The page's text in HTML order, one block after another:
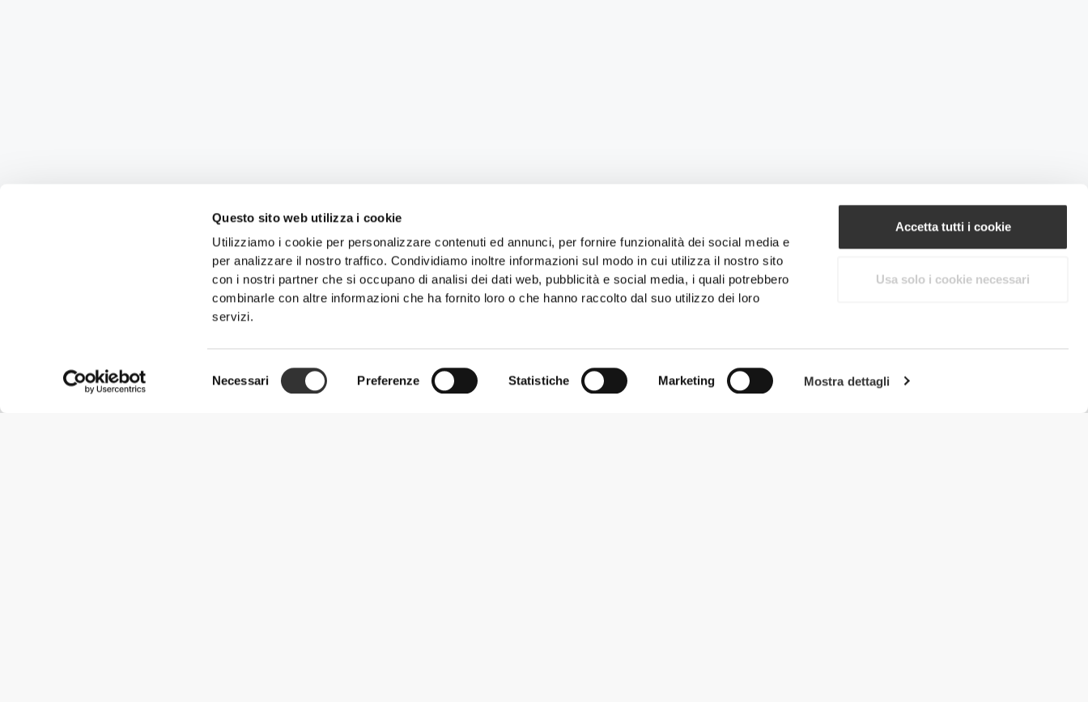
Questo sito web utilizza i cookie
Utilizziamo i cookie per personalizzare contenuti ed annunci, per fornire funzionalità dei social media e
per analizzare il nostro traffico. Condividiamo inoltre informazioni sul modo in cui utilizza il nostro sito
con i nostri partner che si occupano di analisi dei dati web, pubblicità e social media, i quali potrebbero
combinarle con altre informazioni che ha fornito loro o che hanno raccolto dal suo utilizzo dei loro
servizi.
del
Necessari Preferenze Statistiche Marketing Mostra dettagli
Accetta tutti i cookie
Usa solo i cookie necessari